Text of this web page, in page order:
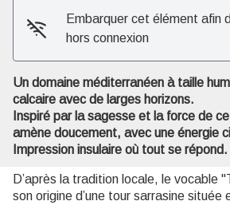
Embarquer cet élément afin
hors connexion
Un domaine méditerranéen à taille
calcaire avec de larges horizons.
Inspiré par la sagesse et la force de
amène doucement, avec une énergie
Impression insulaire où tout se répond.
D’après la tradition locale, le vocable
son origine d’une tour sarrasine située